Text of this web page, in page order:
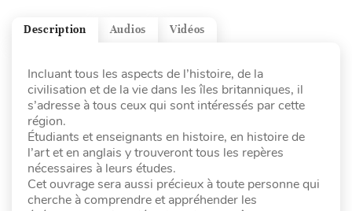
Vidéos
Audios
Description
Incluant tous les aspects de l’histoire, de la
civilisation et de la vie dans les îles britanniques, il
s’adresse à tous ceux qui sont intéressés par cette
région.
Étudiants et enseignants en histoire, en histoire de
l’art et en anglais y trouveront tous les repères
nécessaires à leurs études.
Cet ouvrage sera aussi précieux à toute personne qui
cherche à comprendre et appréhender les